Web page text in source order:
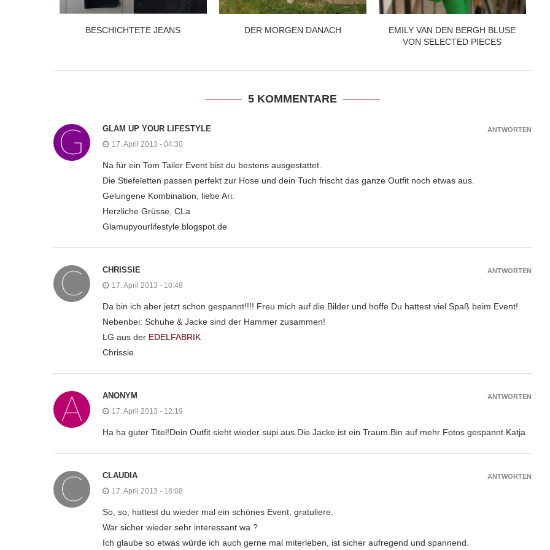
BESCHICHTETE JEANS DER MORGEN DANACH
EMILY VAN DEN BERGH BLUSE
VON SELECTED PIECES
5 KOMMENTARE
GLAM UP YOUR LIFESTYLE
17. April 2013 - 04:30
Na für ein Tom Tailer Event bist du bestens ausgestattet.
Die Stiefeletten passen perfekt zur Hose und dein Tuch frischt das ganze Outfit noch etwas aus.
Gelungene Kombination, liebe Ari.
Herzliche Grüsse, CLa
Glamupyourlifestyle.blogspot.de
ANTWORTEN
CHRISSIE
17. April 2013 - 10:48
Da bin ich aber jetzt schon gespannt!!!! Freu mich auf die Bilder und hoffe Du hattest viel Spaß beim Event!
Nebenbei: Schuhe & Jacke sind der Hammer zusammen!
LG aus der EDELFABRIK
Chrissie
ANTWORTEN
ANONYM
17. April 2013 - 12:19
Ha ha guter Titel!Dein Outfit sieht wieder supi aus.Die Jacke ist ein Traum.Bin auf mehr Fotos gespannt.Katja
ANTWORTEN
CLAUDIA
17. April 2013 - 18:08
So, so, hattest du wieder mal ein schönes Event, gratuliere.
War sicher wieder sehr interessant wa ?
Ich glaube so etwas würde ich auch gerne mal miterleben, ist sicher aufregend und spannend.
ANTWORTEN